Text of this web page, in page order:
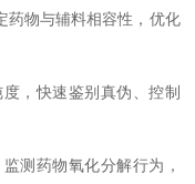
药物与辅料相容性，优化
，快速鉴别真伪、控制
测药物氧化分解行为，